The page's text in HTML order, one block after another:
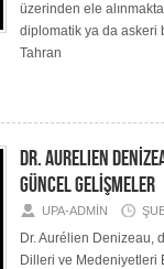
üzerinden ele
diplomatik ya da askeri
Tahran
DR. AURELIEN
GÜNCEL GELİŞMELER
UPA-ADMIN
Dr. Aurélien Denizeau,
Dilleri ve Medeniyetleri